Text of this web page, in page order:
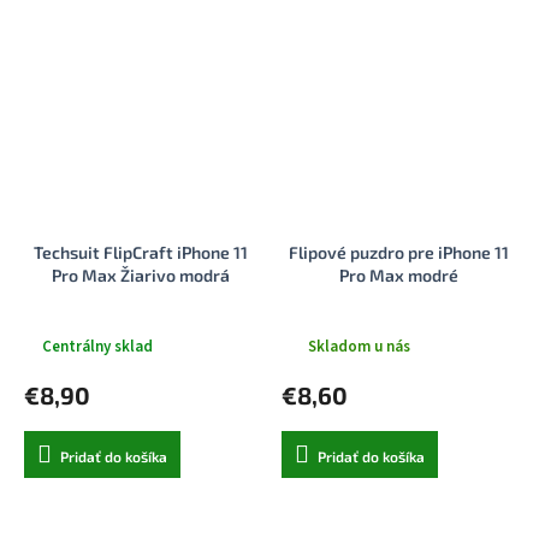
Techsuit FlipCraft iPhone 11
Pro Max Žiarivo modrá
Centrálny sklad
€8,90
Pridať do košíka
Flipové puzdro pre iPhone 11
Pro Max modré
Skladom u nás
€8,60
Pridať do košíka